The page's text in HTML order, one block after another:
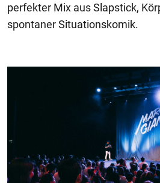
perfekter Mix aus Slapstick,
spontaner Situationskomik.